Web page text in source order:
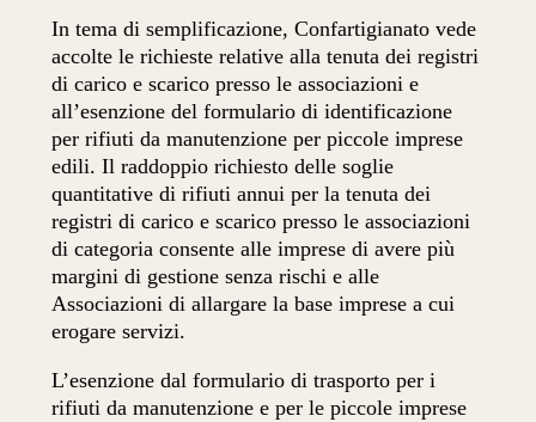
In tema di semplificazione, Confartigianato vede
accolte le richieste relative alla tenuta dei registri
di carico e scarico presso le associazioni e
all’esenzione del formulario di identificazione
per rifiuti da manutenzione per piccole imprese
edili. Il raddoppio richiesto delle soglie
quantitative di rifiuti annui per la tenuta dei
registri di carico e scarico presso le associazioni
di categoria consente alle imprese di avere più
margini di gestione senza rischi e alle
Associazioni di allargare la base imprese a cui
erogare servizi.
L’esenzione dal formulario di trasporto per i
rifiuti da manutenzione e per le piccole imprese